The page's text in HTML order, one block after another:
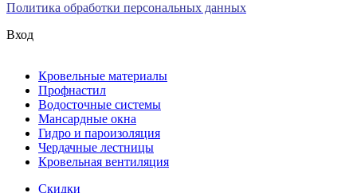
Политика обработки персональных данных
Вход
Кровельные материалы
Профнастил
Водосточные системы
Мансардные окна
Гидро и пароизоляция
Чердачные лестницы
Кровельная вентиляция
Скидки